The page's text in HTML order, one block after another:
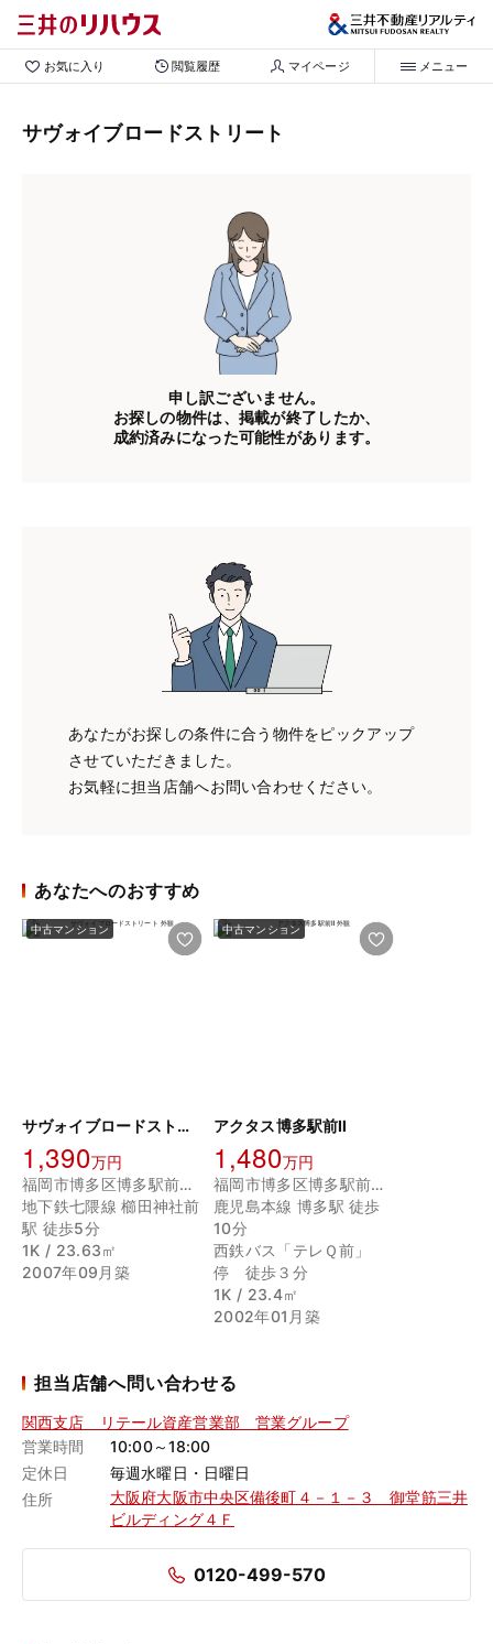
お気に入り 閲覧履歴 マイページ メニュー
サヴォイブロードストリート
申し訳ございません。
お探しの物件は、掲載が終了したか、
成約済みになった可能性があります。
あなたがお探しの条件に合う物件をピックアップ
させていただきました。
お気軽に担当店舗へお問い合わせください。
あなたへのおすすめ
中古マンション
サヴォイブロードストリート
1,390万円
福岡市博多区博多駅前３丁目
地下鉄七隈線 櫛田神社前
駅 徒歩5分
1K / 23.63㎡
2007年09月築
中古マンション
アクタス博多駅前Ⅱ
1,480万円
福岡市博多区博多駅前３丁目
鹿児島本線 博多駅 徒歩
10分
西鉄バス「テレＱ前」
停 徒歩３分
1K / 23.4㎡
2002年01月築
担当店舗へ問い合わせる
関西支店 リテール資産営業部 営業グループ
営業時間
10:00～18:00
定休日
毎週水曜日・日曜日
住所
大阪府大阪市中央区備後町４－１－３ 御堂筋三井
ビルディング４Ｆ
0120-499-570